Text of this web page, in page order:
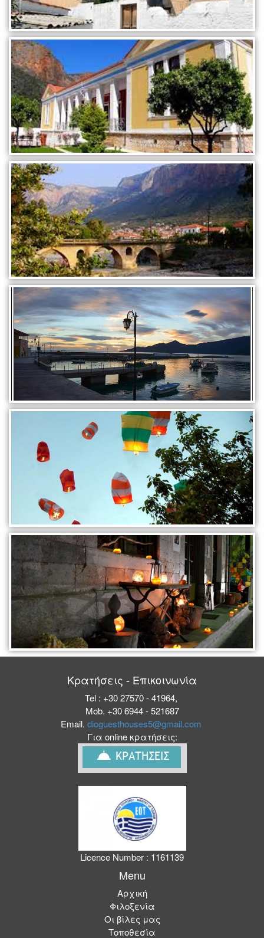
Κρατήσεις - Επικοινωνία
Tel : +30 27570 - 41964,
Mob. +30 6944 - 521687
Email. dioguesthouses5@gmail.com
Για online κρατήσεις:
Licence Number : 1161139
Menu
Αρχική
Φιλοξενία
Οι βίλες μας
Τοποθεσία